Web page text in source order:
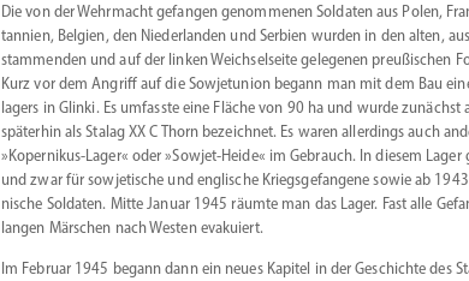
Die von der Wehrmacht gefangen genom­menen Soldaten aus Polen,
tannien, Belgien, den Nieder­landen und Serbien wurden in den alten,
stammenden und auf der linken Weich­sel­seite gelegenen preußi­schen
Kurz vor dem Angriff auf die Sowjet­union begann man mit dem Bau
lagers in Glinki. Es umfasste eine Fläche von 90 ha und wurde zunächst
späterhin als Stalag XX C Thorn bezeichnet. Es waren aller­dings auch
»Kopernikus-Lager« oder »Sowjet-­Heide« im Gebrauch. In diesem Lager
und zwar für sowje­tische und englische Kriegs­ge­fangene sowie ab
nische Soldaten. Mitte Januar 1945 räumte man das Lager. Fast alle
langen Märschen nach Westen evakuiert.
Im Februar 1945 begann dann ein neues Kapitel in der Geschichte des